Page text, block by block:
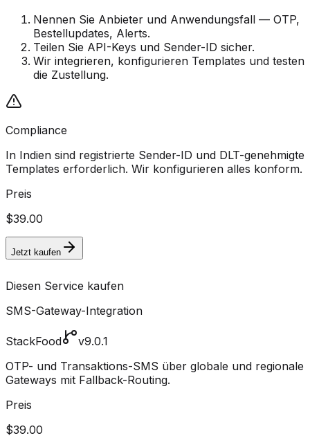
Nennen Sie Anbieter und Anwendungsfall — OTP,
Bestellupdates, Alerts.
Teilen Sie API-Keys und Sender-ID sicher.
Wir integrieren, konfigurieren Templates und testen
die Zustellung.
Compliance
In Indien sind registrierte Sender-ID und DLT-genehmigte
Templates erforderlich. Wir konfigurieren alles konform.
Preis
$39.00
Jetzt kaufen
Diesen Service kaufen
SMS-Gateway-Integration
StackFood
v9.0.1
OTP- und Transaktions-SMS über globale und regionale
Gateways mit Fallback-Routing.
Preis
$39.00